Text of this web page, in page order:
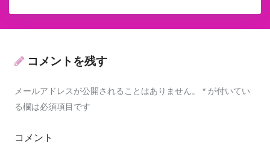
コメントを残す
メールアドレスが公開されることはありません。 * が付いてい
る欄は必須項目です
コメント